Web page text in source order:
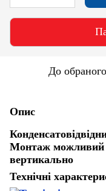
До обраного
Опис
Монтаж можливий
вертикально
Технічні